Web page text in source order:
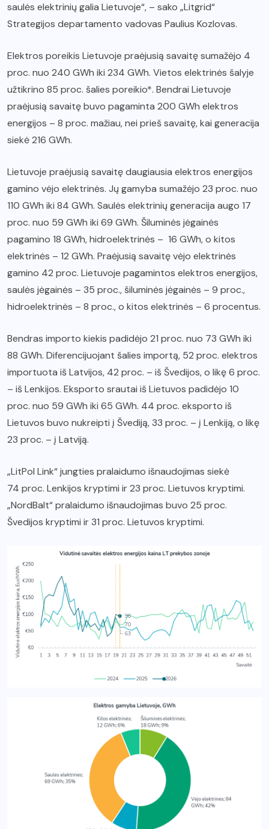
saulės elektrinių galia Lietuvoje“, – sako „Litgrid“
Strategijos departamento vadovas Paulius Kozlovas.
Elektros poreikis Lietuvoje praėjusią savaitę sumažėjo 4
proc. nuo 240 GWh iki 234 GWh. Vietos elektrinės šalyje
užtikrino 85 proc. šalies poreikio*. Bendrai Lietuvoje
praėjusią savaitę buvo pagaminta 200 GWh elektros
energijos – 8 proc. mažiau, nei prieš savaitę, kai generacija
siekė 216 GWh.
Lietuvoje praėjusią savaitę daugiausia elektros energijos
gamino vėjo elektrinės. Jų gamyba sumažėjo 23 proc. nuo
110 GWh iki 84 GWh. Saulės elektrinių generacija augo 17
proc. nuo 59 GWh iki 69 GWh. Šiluminės jėgainės
pagamino 18 GWh, hidroelektrinės – 16 GWh, o kitos
elektrinės – 12 GWh. Praėjusią savaitę vėjo elektrinės
gamino 42 proc. Lietuvoje pagamintos elektros energijos,
saulės jėgainės – 35 proc., šiluminės jėgainės – 9 proc.,
hidroelektrinės – 8 proc., o kitos elektrinės – 6 procentus.
Bendras importo kiekis padidėjo 21 proc. nuo 73 GWh iki
88 GWh. Diferencijuojant šalies importą, 52 proc. elektros
importuota iš Latvijos, 42 proc. – iš Švedijos, o likę 6 proc.
– iš Lenkijos. Eksporto srautai iš Lietuvos padidėjo 10
proc. nuo 59 GWh iki 65 GWh. 44 proc. eksporto iš
Lietuvos buvo nukreipti į Švediją, 33 proc. – į Lenkiją, o likę
23 proc. – į Latviją.
„LitPol Link“ jungties pralaidumo išnaudojimas siekė
74 proc. Lenkijos kryptimi ir 23 proc. Lietuvos kryptimi.
„NordBalt“ pralaidumo išnaudojimas buvo 25 proc.
Švedijos kryptimi ir 31 proc. Lietuvos kryptimi.